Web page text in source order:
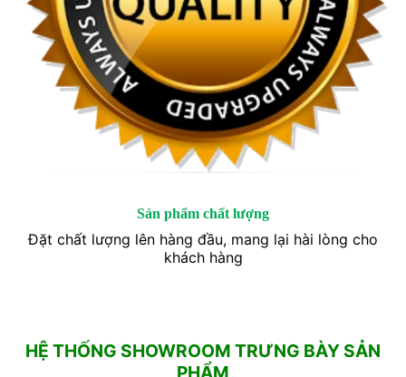
Sản phẩm chất lượng
Đặt chất lượng lên hàng đầu, mang lại hài lòng cho
khách hàng
HỆ THỐNG SHOWROOM TRƯNG BÀY SẢN
PHẨM